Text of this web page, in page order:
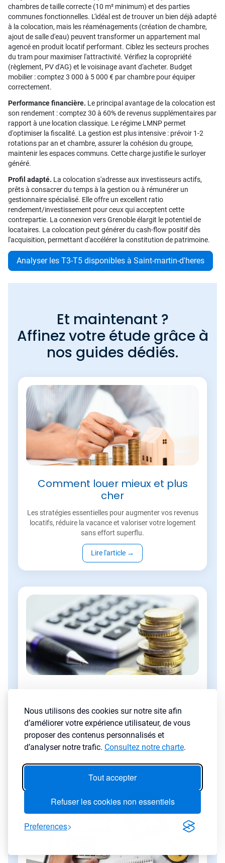
Nous utilisons des cookies sur notre site afin
d’améliorer votre expérience utilisateur, de vous
proposer des contenus personnalisés et
d’analyser notre trafic. Consultez notre charte.
Tout accepter
Refuser les cookies non essentiels
Preferences
chambres de taille correcte (10 m² minimum) et des parties
communes fonctionnelles. L'idéal est de trouver un bien déjà adapté
à la colocation, mais les réaménagements (création de chambre,
ajout de salle d'eau) peuvent transformer un appartement mal
agencé en produit locatif performant. Ciblez les secteurs proches
du tram pour maximiser l'attractivité. Vérifiez la copropriété
(règlement, PV d'AG) et le voisinage avant d'acheter. Budget
mobilier : comptez 3 000 à 5 000 € par chambre pour équiper
correctement.
Performance financière. Le principal avantage de la colocation est
son rendement : comptez 30 à 60% de revenus supplémentaires par
rapport à une location classique. Le régime LMNP permet
d'optimiser la fiscalité. La gestion est plus intensive : prévoir 1-2
rotations par an et chambre, assurer la cohésion du groupe,
maintenir les espaces communs. Cette charge justifie le surloyer
généré.
Profil adapté. La colocation s'adresse aux investisseurs actifs,
prêts à consacrer du temps à la gestion ou à rémunérer un
gestionnaire spécialisé. Elle offre un excellent ratio
rendement/investissement pour ceux qui acceptent cette
contrepartie. La connexion vers Grenoble élargit le potentiel de
locataires. La colocation peut générer du cash-flow positif dès
l'acquisition, permettant d'accélérer la constitution de patrimoine.
Analyser les T3-T5 disponibles à Saint-martin-d'heres
Et maintenant ?
Affinez votre étude grâce à
nos guides dédiés.
Comment louer mieux et plus
cher
Les stratégies essentielles pour augmenter vos revenus
locatifs, réduire la vacance et valoriser votre logement
sans effort superflu.
Lire l'article →
Découvrez pourquoi le studio reste l’un des placements
locatifs les plus rentables et comment choisir le bon
bien pour optimiser votre rendement.
Lire l'article→